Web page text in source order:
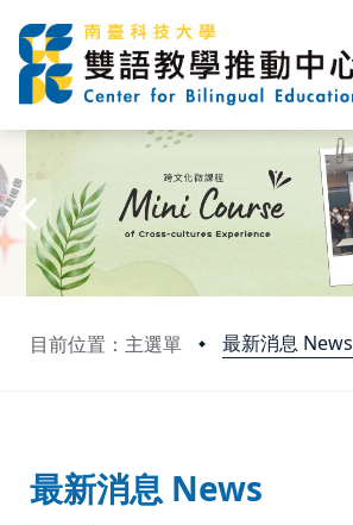
目前位置：主選單 最新消息 News
:::
最新消息 News